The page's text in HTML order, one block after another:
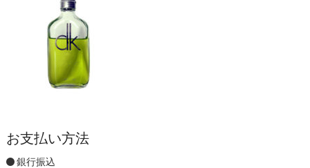
お支払い方法
銀行振込